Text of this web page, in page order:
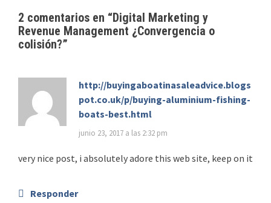
2 comentarios en “Digital Marketing y
Revenue Management ¿Convergencia o
colisión?”
http://buyingaboatinasaleadvice.blogs
pot.co.uk/p/buying-aluminium-fishing-
boats-best.html
junio 23, 2017 a las 2:32 pm
very nice post, i absolutely adore this web site, keep on it
Responder